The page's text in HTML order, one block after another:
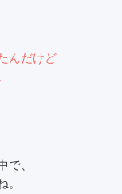
んだけど
、